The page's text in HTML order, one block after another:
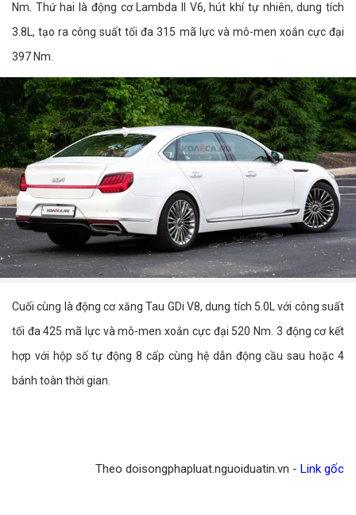
Nm. Thứ hai là động cơ Lambda II V6, hút khí tự nhiên, dung tích
3.8L, tạo ra công suất tối đa 315 mã lực và mô-men xoắn cực đại
397 Nm.
Cuối cùng là động cơ xăng Tau GDi V8, dung tích 5.0L với công suất
tối đa 425 mã lực và mô-men xoắn cực đại 520 Nm. 3 động cơ kết
hợp với hộp số tự động 8 cấp cùng hệ dẫn động cầu sau hoặc 4
bánh toàn thời gian.
Theo doisongphapluat.nguoiduatin.vn - Link gốc